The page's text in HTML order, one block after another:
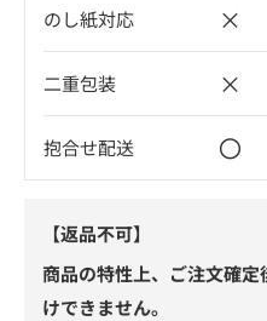
のし紙対応 ×
二重包装 ×
抱合せ配送 〇
【返品不可】
商品の特性上、ご注文確
けできません。